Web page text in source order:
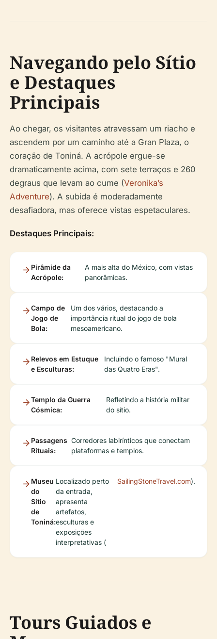
Navegando pelo Sítio
e Destaques
Principais
Ao chegar, os visitantes atravessam um riacho e
ascendem por um caminho até a Gran Plaza, o
coração de Toniná. A acrópole ergue-se
dramaticamente acima, com sete terraços e 260
degraus que levam ao cume (Veronika’s
Adventure). A subida é moderadamente
desafiadora, mas oferece vistas espetaculares.
Destaques Principais:
Pirâmide da
Acrópole:
A mais alta do México, com vistas
panorâmicas.
Campo de
Jogo de
Bola:
Um dos vários, destacando a
importância ritual do jogo de bola
mesoamericano.
Relevos em Estuque
e Esculturas:
Incluindo o famoso "Mural
das Quatro Eras".
Templo da Guerra
Cósmica:
Refletindo a história militar
do sítio.
Passagens
Rituais:
Corredores labirínticos que conectam
plataformas e templos.
Museu
do
Sítio
de
Toniná:
Localizado perto
da entrada,
apresenta
artefatos,
esculturas e
exposições
interpretativas (
SailingStoneTravel.com).
Tours Guiados e